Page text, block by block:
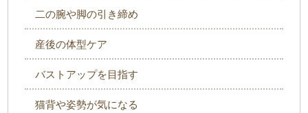
二の腕や脚の引き締め
産後の体型ケア
バストアップを目指す
猫背や姿勢が気になる